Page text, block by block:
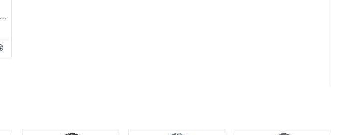
Szimering 30X40X7/12 SIMSON Teleszkópba